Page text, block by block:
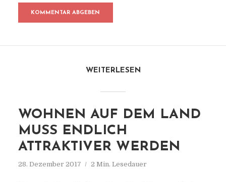
WEITERLESEN
WOHNEN AUF DEM LAND
MUSS ENDLICH
ATTRAKTIVER WERDEN
28. Dezember 2017 2 Min. Lesedauer